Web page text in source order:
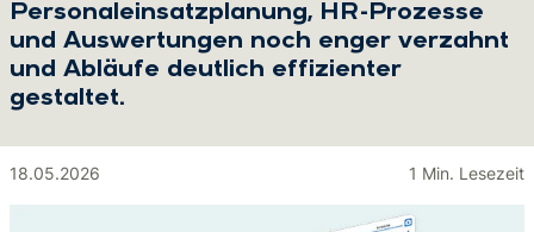
Personaleinsatzplanung, HR-Prozesse
und Auswertungen noch enger verzahnt
und Abläufe deutlich effizienter
gestaltet.
18.05.2026 1 Min. Lesezeit